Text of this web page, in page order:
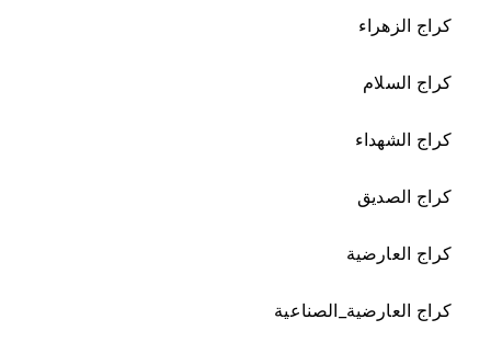
كراج الزهراء
كراج السلام
كراج الشهداء
كراج الصديق
كراج العارضية
كراج العارضية_الصناعية